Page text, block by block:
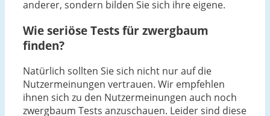
anderer, sondern bilden Sie sich ihre eigene.
Wie seriöse Tests für zwergbaum
finden?
Natürlich sollten Sie sich nicht nur auf die
Nutzermeinungen vertrauen. Wir empfehlen
ihnen sich zu den Nutzermeinungen auch noch
zwergbaum Tests anzuschauen. Leider sind diese